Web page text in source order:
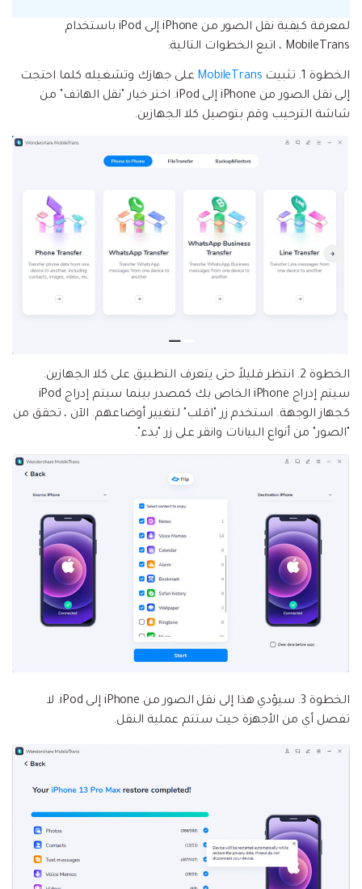
لمعرفة كيفية نقل الصور من iPhone إلى iPod باستخدام
MobileTrans ، اتبع الخطوات التالية:
الخطوة 1. تثبيت MobileTrans على جهازك وتشغيله كلما احتجت
إلى نقل الصور من iPhone إلى iPod. اختر خيار "نقل الهاتف" من
شاشة الترحيب وقم بتوصيل كلا الجهازين.
الخطوة 2.
انتظر قليلاً حتى يتعرف التطبيق على كلا الجهازين.
سيتم إدراج iPhone الخاص بك كمصدر بينما سيتم إدراج iPod
كجهاز الوجهة. استخدم زر "اقلب" لتغيير أوضاعهم. الآن ، تحقق من
"الصور" من أنواع البيانات وانقر على زر "بدء".
الخطوة 3.
سيؤدي هذا إلى نقل الصور من iPhone إلى iPod. لا
تفصل أي من الأجهزة حيث ستتم عملية النقل.